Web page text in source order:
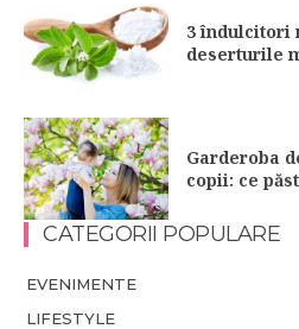
3 îndulcitori
deserturile
Garderoba
copii: ce
CATEGORII POPULARE
EVENIMENTE
LIFESTYLE